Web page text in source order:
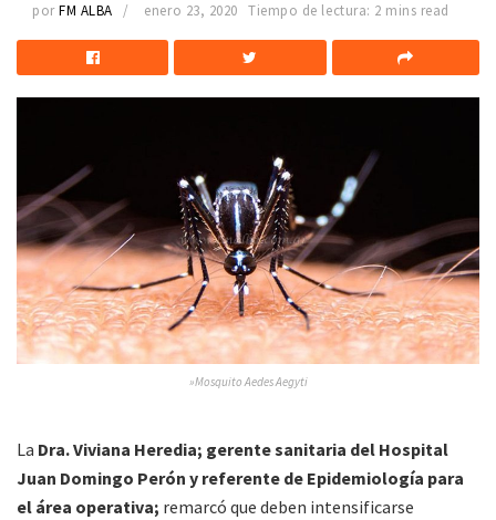
por FM ALBA enero 23, 2020 Tiempo de lectura: 2 mins read
»Mosquito Aedes Aegyti
La Dra. Viviana Heredia; gerente sanitaria del Hospital
Juan Domingo Perón y referente de Epidemiología para
el área operativa; remarcó que deben intensificarse